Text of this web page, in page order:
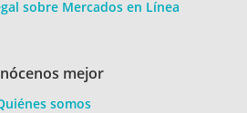
sobre Mercados en Línea
mejor
somos